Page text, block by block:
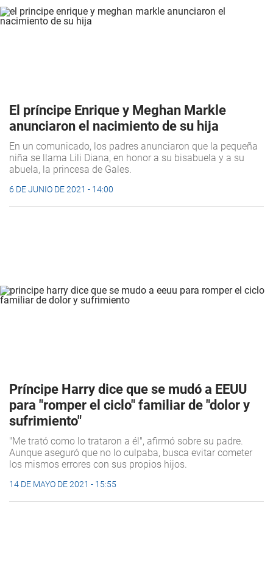
El príncipe Enrique y Meghan Markle
anunciaron el nacimiento de su hija
En un comunicado, los padres anunciaron que la pequeña
niña se llama Lili Diana, en honor a su bisabuela y a su
abuela, la princesa de Gales.
6 DE JUNIO DE 2021 - 14:00
Príncipe Harry dice que se mudó a EEUU
para "romper el ciclo" familiar de "dolor y
sufrimiento"
"Me trató como lo trataron a él", afirmó sobre su padre.
Aunque aseguró que no lo culpaba, busca evitar cometer
los mismos errores con sus propios hijos.
14 DE MAYO DE 2021 - 15:55